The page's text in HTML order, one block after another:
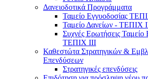
Δανειοδοτικά Προγράμματα
Ταμείο Εγγυοδοσίας
Ταμείο Δανείων - ΤΕΠΙΧ
Συχνές Ερωτήσεις Ταμείο
ΤΕΠΙΧ ΙΙΙ
Καθεστώτα Στρατηγικών &
Επενδύσεων
Στρατηγικές επενδύσεις